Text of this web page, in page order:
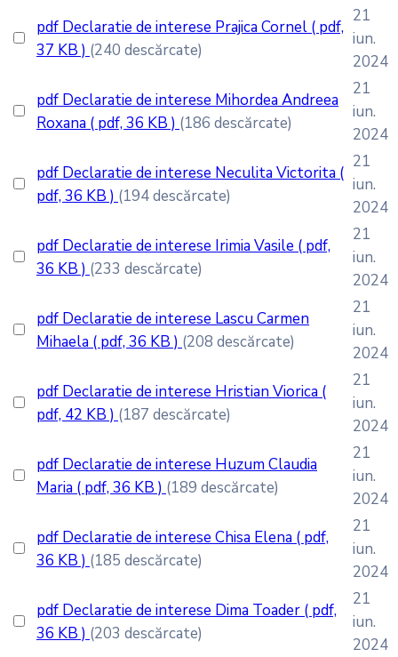
pdf Declaratie de interese Prajica Cornel ( pdf,
37 KB ) (240 descărcate)
21
iun.
2024
pdf Declaratie de interese Mihordea Andreea
Roxana ( pdf, 36 KB ) (186 descărcate)
21
iun.
2024
pdf Declaratie de interese Neculita Victorita (
pdf, 36 KB ) (194 descărcate)
21
iun.
2024
pdf Declaratie de interese Irimia Vasile ( pdf,
36 KB ) (233 descărcate)
21
iun.
2024
pdf Declaratie de interese Lascu Carmen
Mihaela ( pdf, 36 KB ) (208 descărcate)
21
iun.
2024
pdf Declaratie de interese Hristian Viorica (
pdf, 42 KB ) (187 descărcate)
21
iun.
2024
pdf Declaratie de interese Huzum Claudia
Maria ( pdf, 36 KB ) (189 descărcate)
21
iun.
2024
pdf Declaratie de interese Chisa Elena ( pdf,
36 KB ) (185 descărcate)
21
iun.
2024
pdf Declaratie de interese Dima Toader ( pdf,
36 KB ) (203 descărcate)
21
iun.
2024